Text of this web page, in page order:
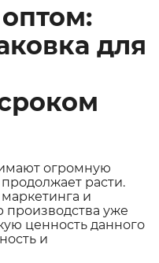
для
огромную
расти.
и
производства уже
ценность данного
и